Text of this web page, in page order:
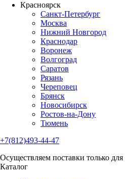
Красноярск
Санкт-Петербург
Москва
Нижний Новгород
Краснодар
Воронеж
Волгоград
Саратов
Рязань
Череповец
Брянск
Новосибирск
Ростов-на-Дону
Тюмень
+7(812)493-44-47
Осуществляем поставки только
Каталог